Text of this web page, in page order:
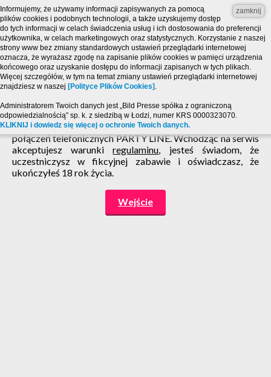
zamknij
Informujemy, że używamy informacji zapisywanych za pomocą
plików cookies i podobnych technologii, a także uzyskujemy dostęp
do tych informacji w celach świadczenia usług i ich dostosowania do preferencji
użytkownika, w celach marketingowych oraz statystycznych. Korzystanie z naszej
strony www bez zmiany standardowych ustawień przeglądarki internetowej
oznacza, że wyrażasz zgodę na zapisanie plików cookies w pamięci urządzenia
końcowego oraz uzyskanie dostępu do informacji zapisanych w tych plikach.
Więcej szczegółów, w tym na temat zmiany ustawień przeglądarki internetowej
znajdziesz w naszej [Polityce Plików Cookies] .
Administratorem Twoich danych jest „Bild Presse spółka z ograniczoną
odpowiedzialnością” sp. k. z siedzibą w Łodzi, numer KRS 0000323070.
KLIKNIJ i dowiedz się więcej o ochronie Twoich danych.
Strona zawiera treści o charakterze erotycznym i jest
przeznaczona dla osób, które ukończyły 18 lat! Powyższy
serwis ma charakter zabawy pogawędki chat SMS i
połączeń telefonicznych PARTY LINE. Wchodząc na serwis
akceptujesz warunkiregulaminu, jesteś świadom, że
uczestniczysz w fikcyjnej zabawie i oświadczasz, że
ukończyłeś 18 rok życia.
Wejście